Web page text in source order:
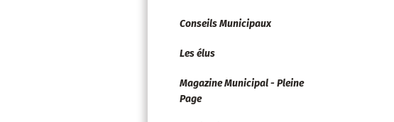
Conseils Municipaux
Les élus
Magazine Municipal - Pleine
Page